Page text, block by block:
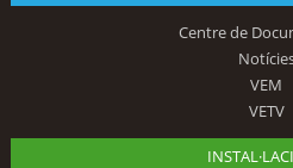
Centre de
VEM
VETV